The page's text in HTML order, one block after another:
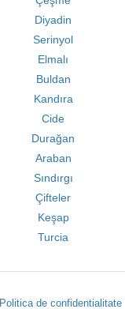
Diyadin
Serinyol
Elmalı
Buldan
Kandıra
Cide
Durağan
Araban
Sındırgı
Çifteler
Keşap
Turcia
Politica de confidentialitate|